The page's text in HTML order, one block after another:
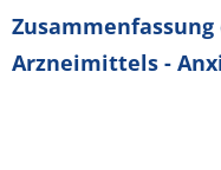
Arzneimittels -